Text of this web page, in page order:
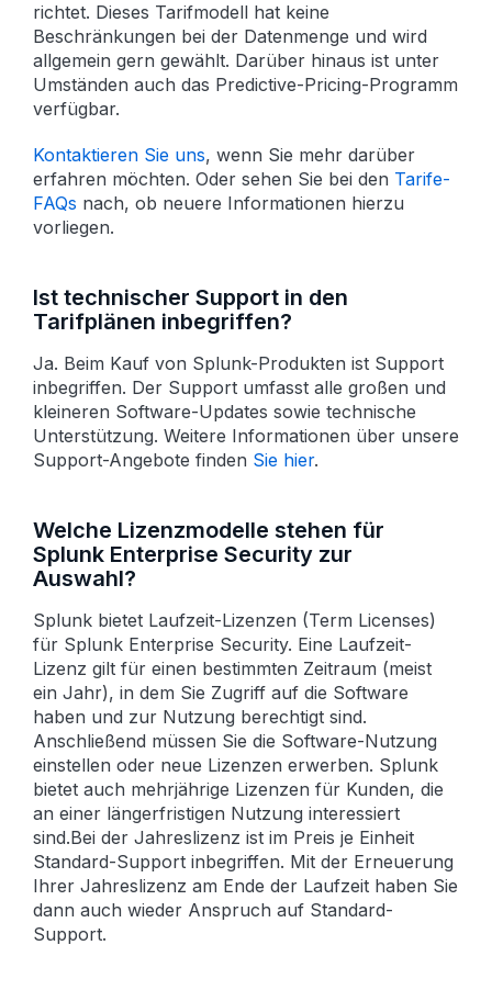
richtet. Dieses Tarif­modell hat keine
Beschränkungen bei der Daten­menge und wird
allgemein gern gewählt. Darüber hinaus ist unter
Umständen auch das Predictive-Pricing-Programm
verfügbar.
Kontaktieren Sie uns, wenn Sie mehr darüber
erfahren möchten. Oder sehen Sie bei den Tarife-
FAQs nach, ob neuere Informationen hierzu
vorliegen.
Ist technischer Support in den
Tarifplänen inbegriffen?
Ja. Beim Kauf von Splunk-Produkten ist Support
inbegriffen. Der Support umfasst alle großen und
kleineren Software-Updates sowie technische
Unter­stützung. Weitere Informationen über unsere
Support-Angebote finden Sie hier.
Welche Lizenzmodelle stehen für
Splunk Enterprise Security zur
Auswahl?
Splunk bietet Laufzeit-Lizenzen (Term Licenses)
für Splunk Enterprise Security. Eine Laufzeit-
Lizenz gilt für einen bestimmten Zeit­raum (meist
ein Jahr), in dem Sie Zugriff auf die Software
haben und zur Nutzung berechtigt sind.
Anschließend müssen Sie die Software-Nutzung
einstellen oder neue Lizenzen erwerben. Splunk
bietet auch mehr­jährige Lizenzen für Kunden, die
an einer länger­fristigen Nutzung interessiert
sind.Bei der Jahreslizenz ist im Preis je Einheit
Standard-Support inbegriffen. Mit der Erneuerung
Ihrer Jahres­lizenz am Ende der Lauf­zeit haben Sie
dann auch wieder Anspruch auf Standard-
Support.